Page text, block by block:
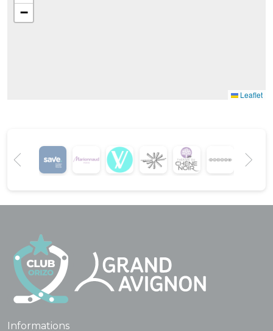
−
Leaflet
Informations